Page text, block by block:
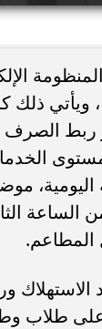
ويأتي ذلك
ربط الصرف
على طلاب
محافظ